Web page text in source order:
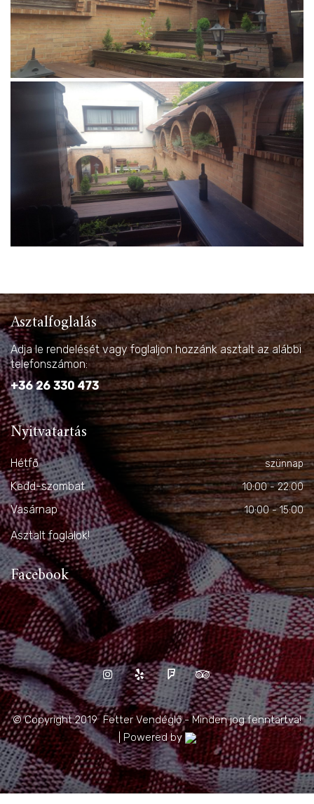
Asztalfoglalás
Adja le rendelését vagy foglaljon hozzánk asztalt az alábbi
telefonszámon:
+36 26 330 473
Nyitvatartás
Hétfő szünnap
Kedd-szombat 10:00 - 22:00
Vasárnap 10:00 - 15:00
Asztalt foglalok!
Facebook
© Copyright 2019 Fetter Vendéglő - Minden jog fenntartva!
| Powered by